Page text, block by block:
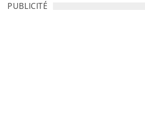
PUBLICITÉ